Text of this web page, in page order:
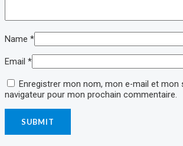
Name *
Email *
Enregistrer mon nom, mon e-mail et mon
navigateur pour mon prochain commentaire.